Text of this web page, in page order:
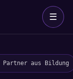
☰
Partner aus Bildung